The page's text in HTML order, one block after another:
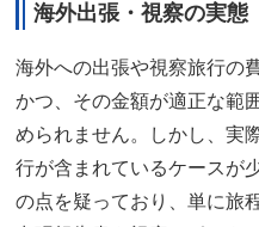
海外出張・視察の実態
海外への出張や視察旅行の
かつ、その金額が適正な範
められません。しかし、実
行が含まれているケースが
の点を疑っており、単に旅